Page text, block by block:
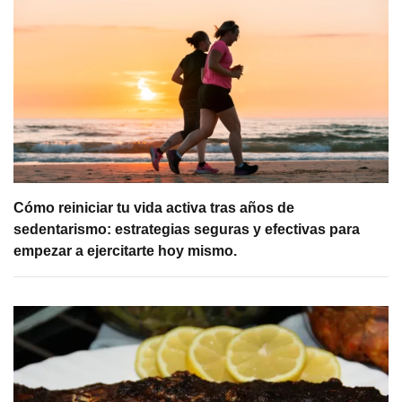
Cómo reiniciar tu vida activa tras años de
sedentarismo: estrategias seguras y efectivas para
empezar a ejercitarte hoy mismo.